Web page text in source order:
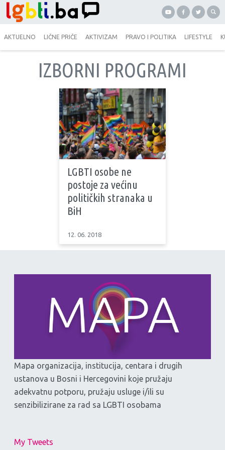
AKTUELNO LIČNE PRIČE AKTIVIZAM PRAVO I POLITIKA LIFESTYLE
IZBORNI PROGRAMI
LGBTI osobe ne
postoje za većinu
političkih stranaka u
BiH
12. 06. 2018
Mapa organizacija, institucija, centara i drugih
ustanova u Bosni i Hercegovini koje pružaju
adekvatnu potporu, pružaju usluge i/ili su
senzibilizirane za rad sa LGBTI osobama
My Tweets